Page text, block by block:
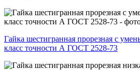
Гайка шестигранная прорезная с
класс точности А ГОСТ 2528-73